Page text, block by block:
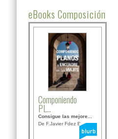
eBooks Composición
Componiendo
PL...
Consigue las mejore...
De F.Javier Fdez Bor...